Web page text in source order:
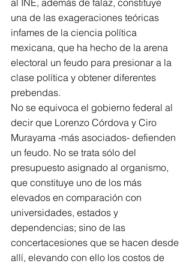
al INE, además de falaz, constituye
una de las exageraciones teóricas
infames de la ciencia política
mexicana, que ha hecho de la arena
electoral un feudo para presionar a la
clase política y obtener diferentes
prebendas.
No se equivoca el gobierno federal al
decir que Lorenzo Córdova y Ciro
Murayama -más asociados- defienden
un feudo. No se trata sólo del
presupuesto asignado al organismo,
que constituye uno de los más
elevados en comparación con
universidades, estados y
dependencias; sino de las
concertacesiones que se hacen desde
allí, elevando con ello los costos de